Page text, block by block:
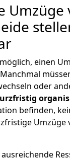
Umzüge
einen
oder
befinden,
Umzüge